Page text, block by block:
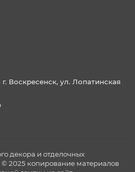
Воскресенск, ул. Лопатинская
декора и отделочных
2025 копирование материалов